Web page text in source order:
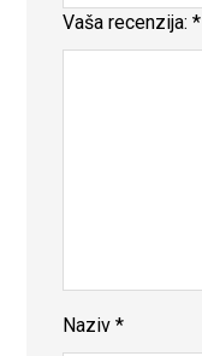
Vaša recenzija:*
Naziv*